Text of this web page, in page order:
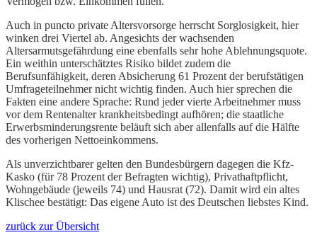
Auch in puncto private Altersvorsorge herrscht Sorglosigkeit, hier
winken drei Viertel ab. Angesichts der wachsenden
Altersarmutsgefährdung eine ebenfalls sehr hohe Ablehnungsquote.
Ein weithin unterschätztes Risiko bildet zudem die
Berufsunfähigkeit, deren Absicherung 61 Prozent der berufstätigen
Umfrageteilnehmer nicht wichtig finden. Auch hier sprechen die
Fakten eine andere Sprache: Rund jeder vierte Arbeitnehmer muss
vor dem Rentenalter krankheitsbedingt aufhören; die staatliche
Erwerbsminderungsrente beläuft sich aber allenfalls auf die Hälfte
des vorherigen Nettoeinkommens.
Als unverzichtbarer gelten den Bundesbürgern dagegen die Kfz-
Kasko (für 78 Prozent der Befragten wichtig), Privathaftpflicht,
Wohngebäude (jeweils 74) und Hausrat (72). Damit wird ein altes
Klischee bestätigt: Das eigene Auto ist des Deutschen liebstes Kind.
zurück zur Übersicht